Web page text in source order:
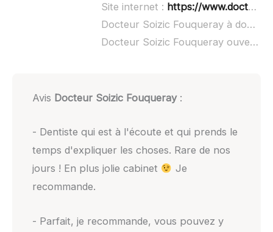
Site internet : https://www.doctolib.fr/dentiste/malakoff/soizic-fouqueray
Docteur Soizic Fouqueray à domicile :
Docteur Soizic Fouqueray ouvert dimanche :
Avis Docteur Soizic Fouqueray:
- Dentiste qui est à l'écoute et qui prends le
temps d'expliquer les choses. Rare de nos
jours ! En plus jolie cabinet
Je
recommande.
- Parfait, je recommande, vous pouvez y